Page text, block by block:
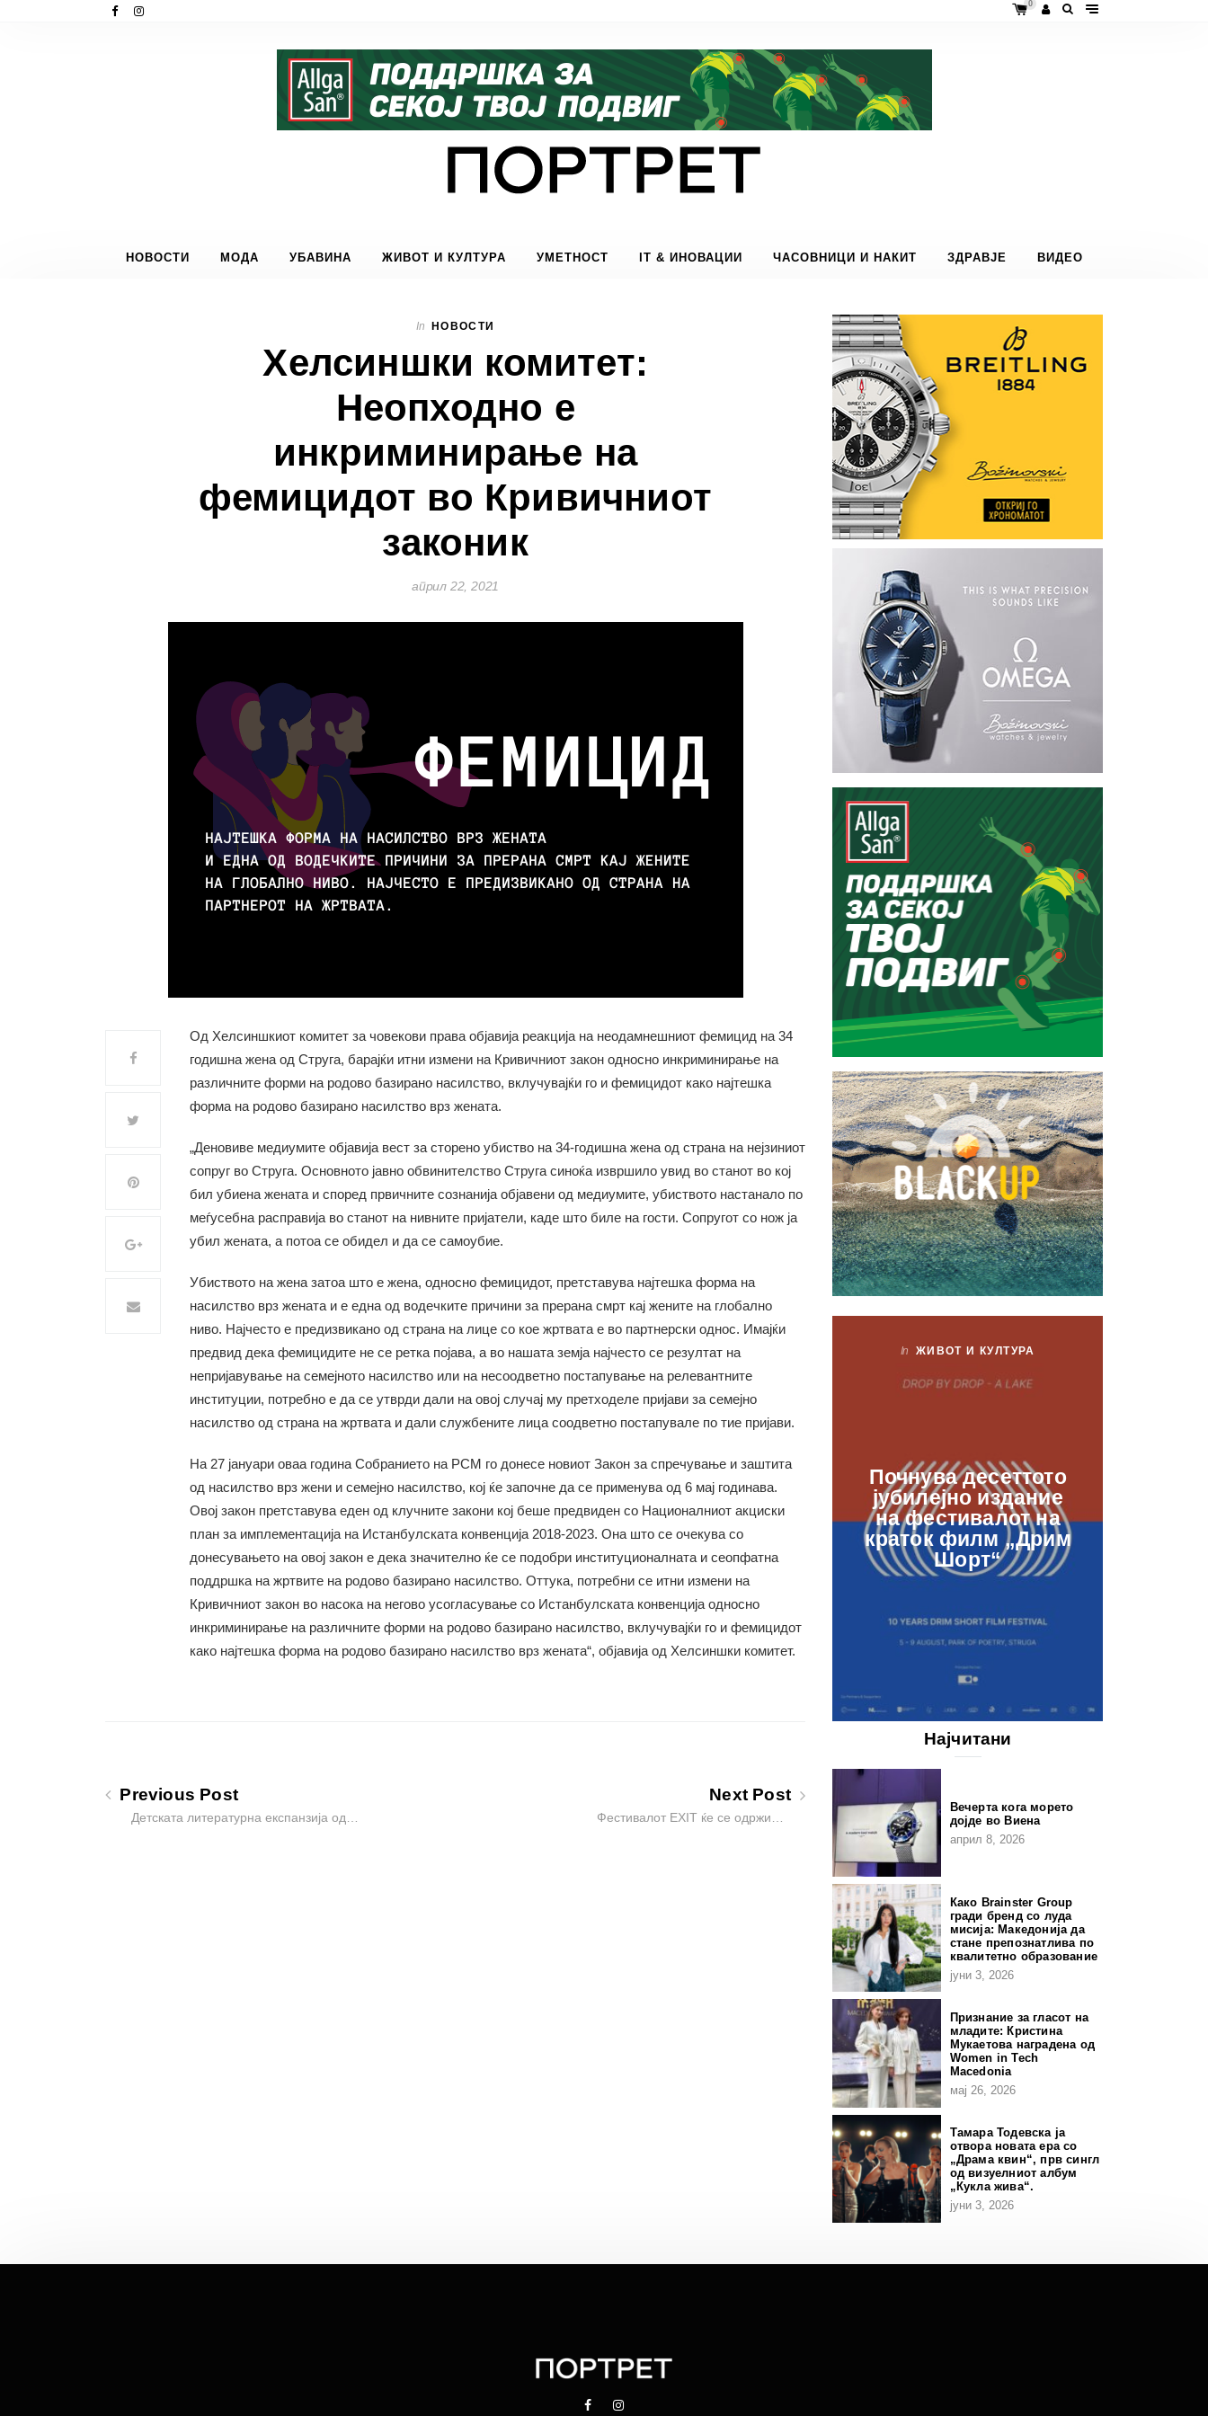
0
НОВОСТИ МОДА УБАВИНА ЖИВОТ И КУЛТУРА УМЕТНОСТ IT & ИНОВАЦИИ ЧАСОВНИЦИ И НАКИТ ЗДРАВЈЕ ВИДЕО
In НОВОСТИ
Хелсиншки комитет:
Неопходно е
инкриминирање на
фемицидот во Кривичниот
законик
април 22, 2021
Од Хелсиншкиот комитет за човекови права објавија реакција на неодамнешниот фемицид на 34
годишна жена од Струга, барајќи итни измени на Кривичниот закон односно инкриминирање на
различните форми на родово базирано насилство, вклучувајќи го и фемицидот како најтешка
форма на родово базирано насилство врз жената.
„Деновиве медиумите објавија вест за сторено убиство на 34-годишна жена од страна на нејзиниот
сопруг во Струга. Основното јавно обвинителство Струга синоќа извршило увид во станот во кој
бил убиена жената и според првичните сознанија објавени од медиумите, убиството настанало по
меѓусебна расправија во станот на нивните пријатели, каде што биле на гости. Сопругот со нож ја
убил жената, а потоа се обидел и да се самоубие.
Убиството на жена затоа што е жена, односно фемицидот, претставува најтешка форма на
насилство врз жената и е една од водечките причини за прерана смрт кај жените на глобално
ниво. Најчесто е предизвикано од страна на лице со кое жртвата е во партнерски однос. Имајќи
предвид дека фемицидите не се ретка појава, а во нашата земја најчесто се резултат на
непријавување на семејното насилство или на несоодветно постапување на релевантните
институции, потребно е да се утврди дали на овој случај му претходеле пријави за семејно
насилство од страна на жртвата и дали службените лица соодветно постапувале по тие пријави.
На 27 јануари оваа година Собранието на РСМ го донесе новиот Закон за спречување и заштита
од насилство врз жени и семејно насилство, кој ќе започне да се применува од 6 мај годинава.
Овој закон претставува еден од клучните закони кој беше предвиден со Националниот акциски
план за имплементација на Истанбулската конвенција 2018-2023. Она што се очекува со
донесувањето на овој закон е дека значително ќе се подобри институционалната и сеопфатна
поддршка на жртвите на родово базирано насилство. Оттука, потребни се итни измени на
Кривичниот закон во насока на негово усогласување со Истанбулската конвенција односно
инкриминирање на различните форми на родово базирано насилство, вклучувајќи го и фемицидот
како најтешка форма на родово базирано насилство врз жената“, објавија од Хелсиншки комитет.
Previous Post
Детската литературна експанзија од…
Next Post
Фестивалот EXIT ќе се одржи…
In ЖИВОТ И КУЛТУРА
Почнува десеттото
јубилејно издание
на фестивалот на
краток филм „Дрим
Шорт“
Најчитани
Вечерта кога морето
дојде во Виена
април 8, 2026
Како Brainster Group
гради бренд со луда
мисија: Македонија да
стане препознатлива по
квалитетно образование
јуни 3, 2026
Признание за гласот на
младите: Кристина
Мукаетова наградена од
Women in Tech
Macedonia
мај 26, 2026
Тамара Тодевска ја
отвора новата ера со
„Драма квин“, прв сингл
од визуелниот албум
„Кукла жива“.
јуни 3, 2026